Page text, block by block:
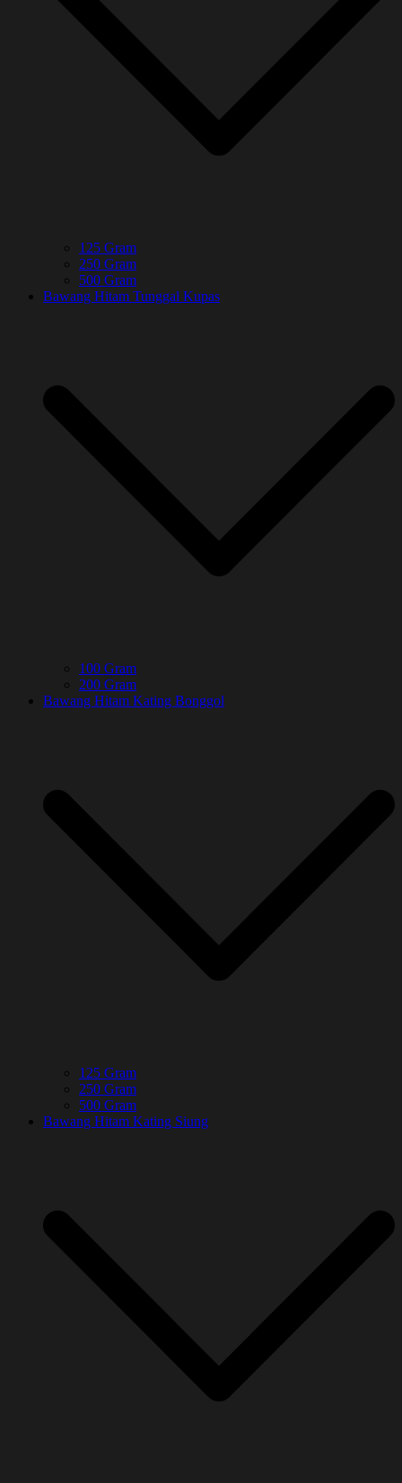
125 Gram
250 Gram
500 Gram
Bawang Hitam Tunggal Kupas
100 Gram
200 Gram
Bawang Hitam Kating Bonggol
125 Gram
250 Gram
500 Gram
Bawang Hitam Kating Siung